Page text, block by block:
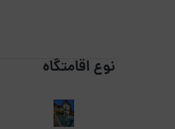
نوع اقامتگاه